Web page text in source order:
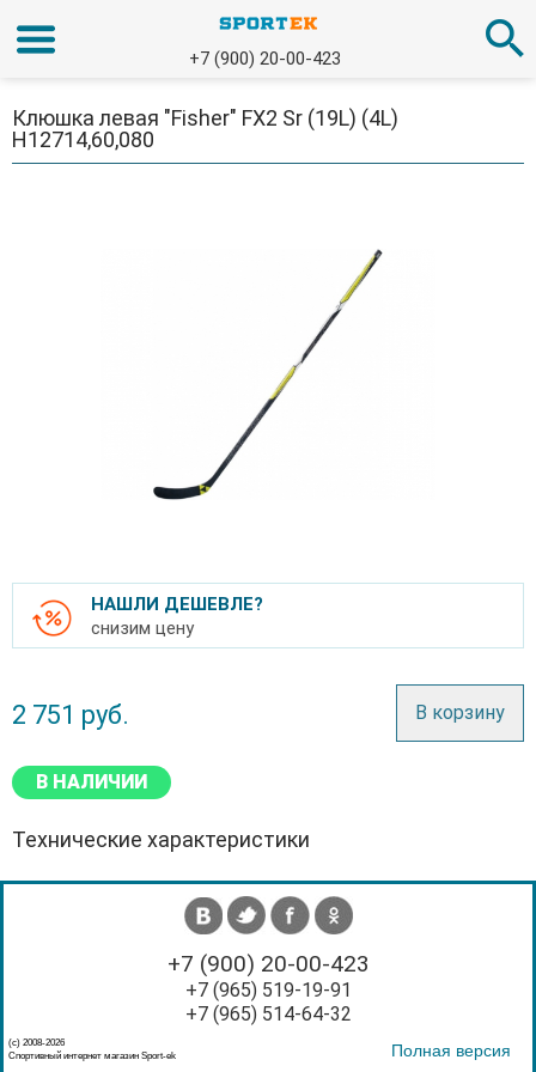
+7 (900) 20-00-423
Клюшка левая "Fisher" FX2 Sr (19L) (4L)
H12714,60,080
НАШЛИ ДЕШЕВЛЕ?
снизим цену
2 751 руб. В корзину
В НАЛИЧИИ
Технические характеристики
+7 (900) 20-00-423
+7 (965) 519-19-91
+7 (965) 514-64-32
(с) 2008-2026
Спортивный интернет магазин Sport-ek
Полная версия